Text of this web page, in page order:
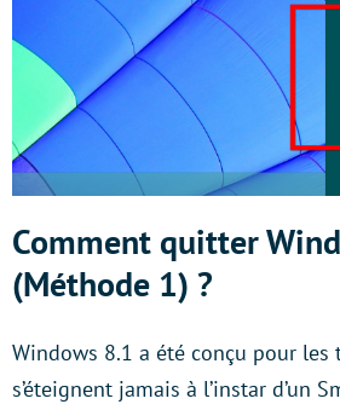
Comment quitter
(Méthode 1) ?
Windows 8.1 a été conçu pour les
s’éteignent jamais à l’instar d’un